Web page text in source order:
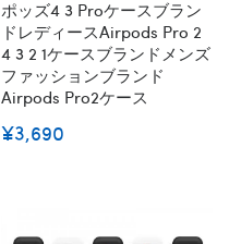
ポッズ4 3 Proケースブラン
ドレディースairpods Pro 2
4 3 2 1ケースブランドメンズ
ファッションブランド
Airpods Pro2ケース
¥3,690